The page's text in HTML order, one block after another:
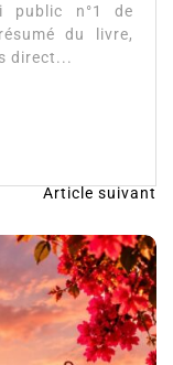
public n°1 de
du livre,
direct...
Article suivant